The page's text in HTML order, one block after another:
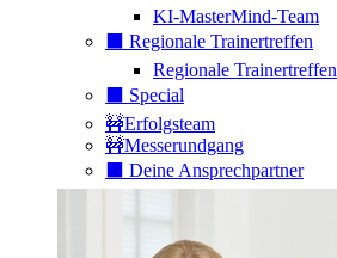
KI-MasterMind-Team
⬛️ Regionale Trainertreffen
Regionale Trainertreffen
⬛️ Special
🚧Erfolgsteam
🚧Messerundgang
⬛️ Deine Ansprechpartner